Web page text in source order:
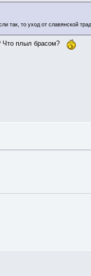
так, то уход от славянской
Что плыл брасом?